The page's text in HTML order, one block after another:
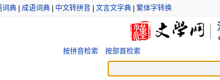
词典| 成语词典| 中文转拼音| 文言文字典| 繁体字转换
按拼音检索 按部首检索